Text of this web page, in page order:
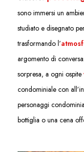
sono immersi un
studiato e disegnato
trasformando l’
argomento di
sorpresa, a ogni ospite
condominiale con
personaggi
bottiglia o una cena